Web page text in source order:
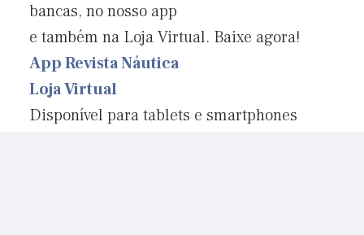
bancas, no nosso app
e também na Loja Virtual. Baixe agora!
App Revista Náutica
Loja Virtual
Disponível para tablets e smartphones